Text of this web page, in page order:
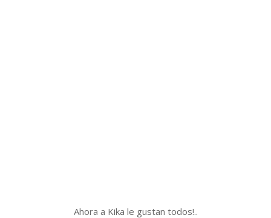
Ahora a Kika le gustan todos!..